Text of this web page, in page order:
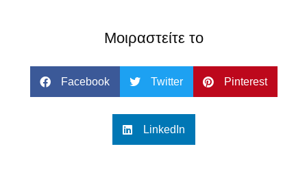
Μοιραστείτε το
Facebook Twitter Pinterest
LinkedIn